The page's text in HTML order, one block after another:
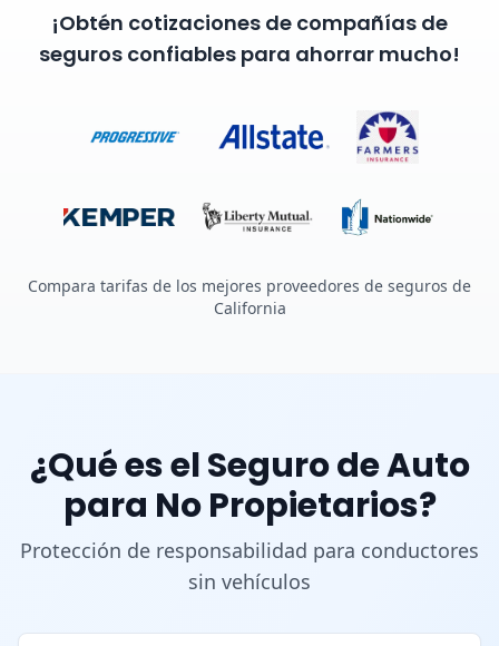
¡Obtén cotizaciones de compañías de
seguros confiables para ahorrar mucho!
Compara tarifas de los mejores proveedores de seguros de
California
¿Qué es el Seguro de Auto
para No Propietarios?
Protección de responsabilidad para conductores
sin vehículos